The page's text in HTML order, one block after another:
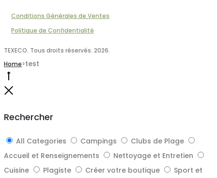
Conditions Générales de Ventes
Politique de Confidentialité
TEXECO. Tous droits réservés. 2026.
Home>test
Rechercher
All Categories Campings
Clubs de Plage
Accueil et Renseignements
Nettoyage et Entretien
Cuisine
Plagiste Créer votre boutique
Sport et